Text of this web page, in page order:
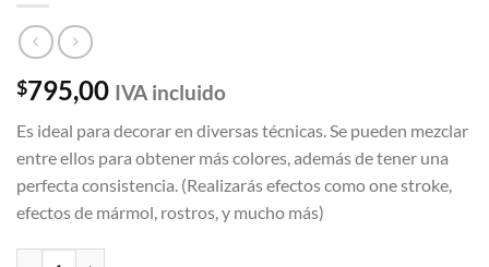
$795,00 IVA incluido
Es ideal para decorar en diversas técnicas. Se pueden mezclar
entre ellos para obtener más colores, además de tener una
perfecta consistencia. (Realizarás efectos como one stroke,
efectos de mármol, rostros, y mucho más)